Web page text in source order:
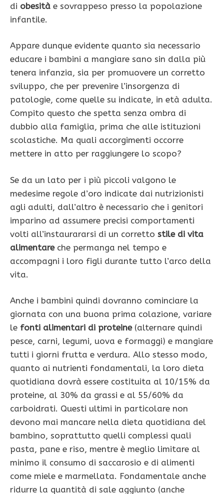
di obesità e sovrappeso presso la popolazione
infantile.
Appare dunque evidente quanto sia necessario
educare i bambini a mangiare sano sin dalla più
tenera infanzia, sia per promuovere un corretto
sviluppo, che per prevenire l’insorgenza di
patologie, come quelle su indicate, in età adulta.
Compito questo che spetta senza ombra di
dubbio alla famiglia, prima che alle istituzioni
scolastiche. Ma quali accorgimenti occorre
mettere in atto per raggiungere lo scopo?
Se da un lato per i più piccoli valgono le
medesime regole d’oro indicate dai nutrizionisti
agli adulti, dall’altro è necessario che i genitori
imparino ad assumere precisi comportamenti
volti all’instaurararsi di un corretto stile di vita
alimentareche permanga nel tempo e
accompagni i loro figli durante tutto l’arco della
vita.
Anche i bambini quindi dovranno cominciare la
giornata con una buona prima colazione, variare
le fonti alimentari di proteine(alternare quindi
pesce, carni, legumi, uova e formaggi) e mangiare
tutti i giorni frutta e verdura. Allo stesso modo,
quanto ai nutrienti fondamentali, la loro dieta
quotidiana dovrà essere costituita al 10/15% da
proteine, al 30% da grassi e al 55/60% da
carboidrati. Questi ultimi in particolare non
devono mai mancare nella dieta quotidiana del
bambino, soprattutto quelli complessi quali
pasta, pane e riso, mentre è meglio limitare al
minimo il consumo di saccarosio e di alimenti
come miele e marmellata. Fondamentale anche
ridurre la quantità di sale aggiunto (anche